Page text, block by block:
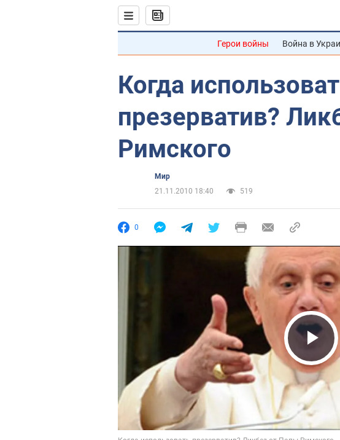
Герои войны Война в
Когда
презерватив?
Римского
Мир
21.11.2010 18:40
519
0
Play